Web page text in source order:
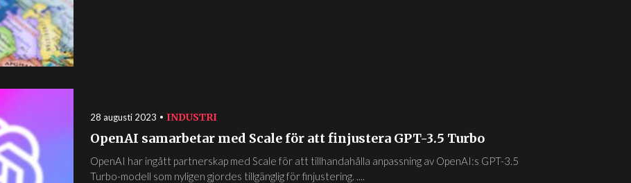
28 augusti 2023 INDUSTRI
OpenAI samarbetar med Scale för att finjustera GPT-3.5 Turbo
OpenAI har ingått partnerskap med Scale för att tillhandahålla anpassning av OpenAI:s GPT-3.5
Turbo-modell som nyligen gjordes tillgänglig för finjustering. ....